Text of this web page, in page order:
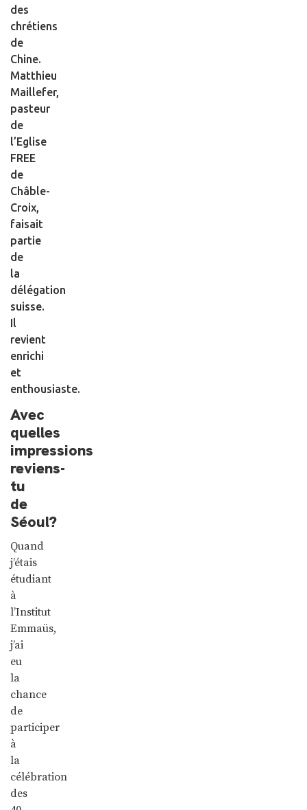
des
chrétiens
de
Chine.
Matthieu
Maillefer,
pasteur
de
l’Eglise
FREE
de
Châble-
Croix,
faisait
partie
de
la
délégation
suisse.
Il
revient
enrichi
et
enthousiaste.
Avec
quelles
impressions
reviens-
tu
de
Séoul?
Quand
j’étais
étudiant
à
l’Institut
Emmaüs,
j’ai
eu
la
chance
de
participer
à
la
célébration
des